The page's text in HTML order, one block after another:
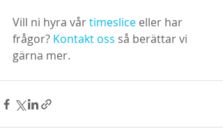
Vill ni hyra vår timeslice eller har
frågor? Kontakt oss så berättar vi
gärna mer.